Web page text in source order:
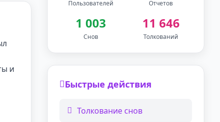
и
Пользователей Отчетов
1 003
Снов
11 646
Толкований
Быстрые действия
Толкование снов